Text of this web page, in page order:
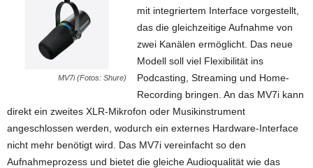
MV7i (Fotos: Shure)
mit integriertem Interface vorgestellt,
das die gleichzeitige Aufnahme von
zwei Kanälen ermöglicht. Das neue
Modell soll viel Flexibilität ins
Podcasting, Streaming und Home-
Recording bringen. An das MV7i kann
direkt ein zweites XLR-Mikrofon oder Musikinstrument
angeschlossen werden, wodurch ein externes Hardware-Interface
nicht mehr benötigt wird. Das MV7i vereinfacht so den
Aufnahmeprozess und bietet die gleiche Audioqualität wie das